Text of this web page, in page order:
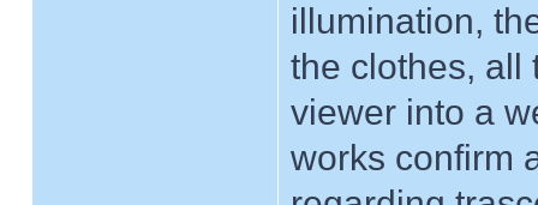
illumination,
the clothes, all
viewer into a
works confirm